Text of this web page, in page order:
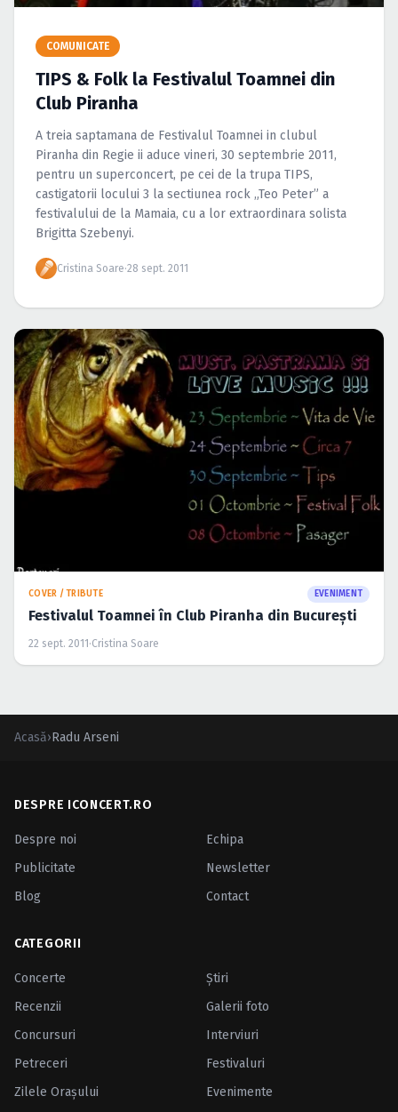
Caută în site...
COMUNICATE
TIPS & Folk la Festivalul Toamnei din
Club Piranha
A treia saptamana de Festivalul Toamnei in clubul
Piranha din Regie ii aduce vineri, 30 septembrie 2011,
pentru un superconcert, pe cei de la trupa TIPS,
castigatorii locului 3 la sectiunea rock „Teo Peter” a
festivalului de la Mamaia, cu a lor extraordinara solista
Brigitta Szebenyi.
Cristina Soare·28 sept. 2011
COVER / TRIBUTE EVENIMENT
Festivalul Toamnei în Club Piranha din Bucureşti
22 sept. 2011 ·Cristina Soare
Acasă›Radu Arseni
DESPRE ICONCERT.RO
Despre noi
Echipa
Publicitate
Newsletter
Blog
Contact
CATEGORII
Concerte
Ştiri
Recenzii
Galerii foto
Concursuri
Interviuri
Petreceri
Festivaluri
Zilele Oraşului
Evenimente